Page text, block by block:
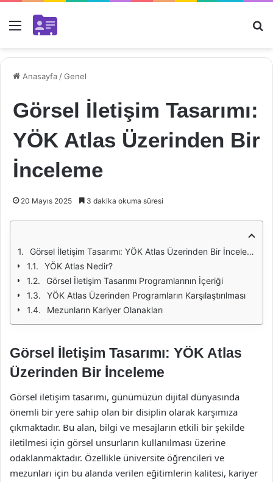
Menü
Anasayfa /Genel
Görsel İletişim Tasarımı:
YÖK Atlas Üzerinden Bir
İnceleme
20 Mayıs 2025 3 dakika okuma süresi
Görsel İletişim Tasarımı: YÖK Atlas Üzerinden Bir İnceleme
YÖK Atlas Nedir?
Görsel İletişim Tasarımı Programlarının İçeriği
YÖK Atlas Üzerinden Programların Karşılaştırılması
Mezunların Kariyer Olanakları
Görsel İletişim Tasarımı: YÖK Atlas
Üzerinden Bir İnceleme
Görsel iletişim tasarımı, günümüzün dijital dünyasında
önemli bir yere sahip olan bir disiplin olarak karşımıza
çıkmaktadır. Bu alan, bilgi ve mesajların etkili bir şekilde
iletilmesi için görsel unsurların kullanılması üzerine
odaklanmaktadır. Özellikle üniversite öğrencileri ve
mezunları için bu alanda verilen eğitimlerin kalitesi, kariyer